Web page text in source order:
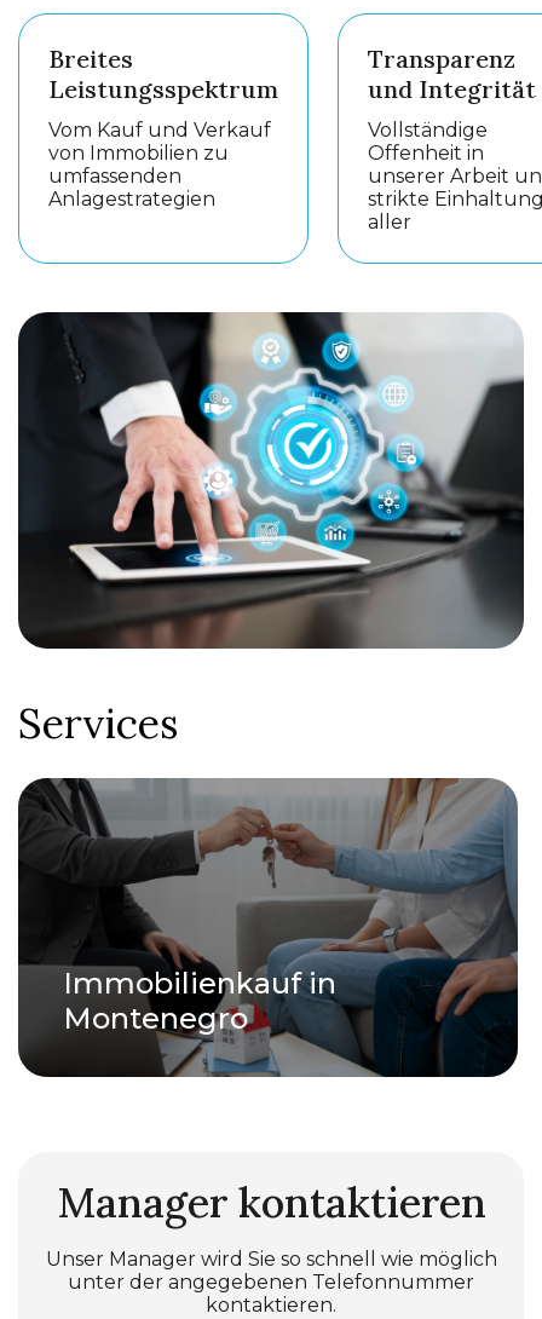
Breites
Leistungsspektrum
Vom Kauf und Verkauf
von Immobilien zu
umfassenden
Anlagestrategien
Transparenz
und Integrität
Vollständige
Offenheit in
unserer Arbeit
strikte
aller
Services
Immobilienkauf in
Montenegro
Manager kontaktieren
Unser Manager wird Sie so schnell wie möglich
unter der angegebenen Telefonnummer
kontaktieren.